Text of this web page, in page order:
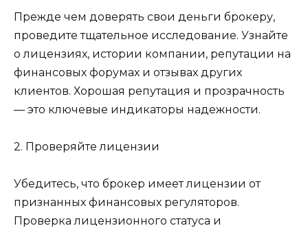
Прежде чем доверять свои деньги брокеру,
проведите тщательное исследование. Узнайте
о лицензиях, истории компании, репутации на
финансовых форумах и отзывах других
клиентов. Хорошая репутация и прозрачность
— это ключевые индикаторы надежности.
2. Проверяйте лицензии
Убедитесь, что брокер имеет лицензии от
признанных финансовых регуляторов.
Проверка лицензионного статуса и